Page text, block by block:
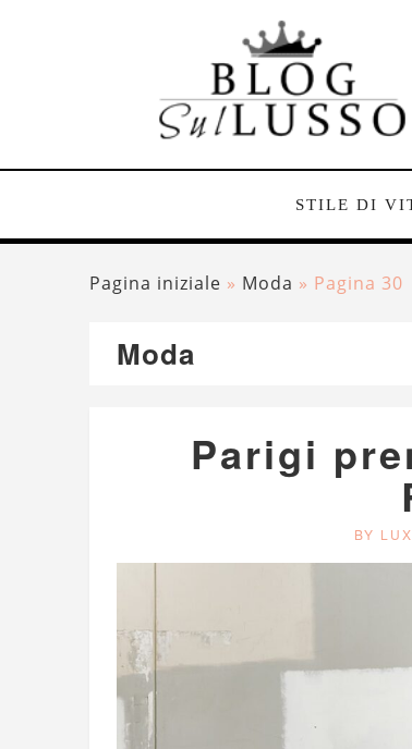
STILE DI
Pagina iniziale » Moda » Pagina 30
Moda
Parigi
BY